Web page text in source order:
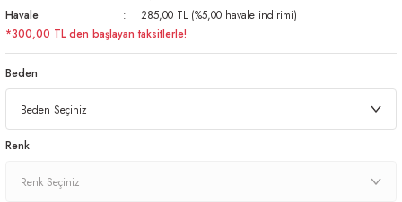
Havale
285,00 TL (%5,00 havale indirimi)
*300,00 TL den başlayan taksitlerle!
Beden
Renk